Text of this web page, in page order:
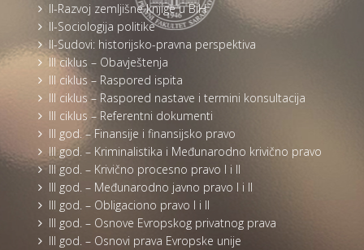
II-Razvoj zemljišne knjige u BiH
II-Sociologija politike
II-Sudovi: historijsko-pravna perspektiva
III ciklus – Obavještenja
III ciklus – Raspored ispita
III ciklus – Raspored nastave i termini konsultacija
III ciklus – Referentni dokumenti
III god. – Finansije i finansijsko pravo
III god. – Kriminalistika i Međunarodno krivično pravo
III god. – Krivično procesno pravo I i II
III god. – Međunarodno javno pravo I i II
III god. – Obligaciono pravo I i II
III god. – Osnove Evropskog privatnog prava
III god. – Osnovi prava Evropske unije